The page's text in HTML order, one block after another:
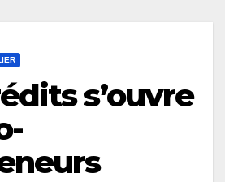
s’ouvre